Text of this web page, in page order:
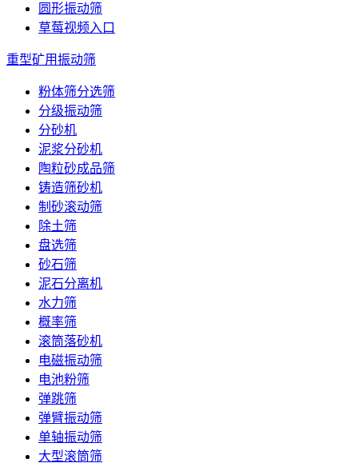
圆形振动筛
草莓视频入口
重型矿用振动筛
粉体筛分选筛
分级振动筛
分砂机
泥浆分砂机
陶粒砂成品筛
铸造筛砂机
制砂滚动筛
除土筛
盘选筛
砂石筛
泥石分离机
水力筛
概率筛
滚筒落砂机
电磁振动筛
电池粉筛
弹跳筛
弹臂振动筛
单轴振动筛
大型滚筒筛